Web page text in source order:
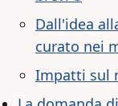
Dall'idea
curato nei
Impatti sul